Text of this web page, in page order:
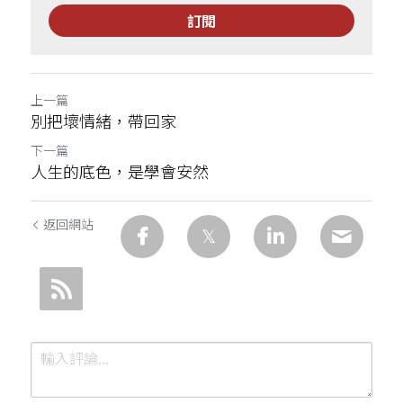
訂閱
上一篇
別把壞情緒，帶回家
下一篇
人生的底色，是學會安然
返回網站